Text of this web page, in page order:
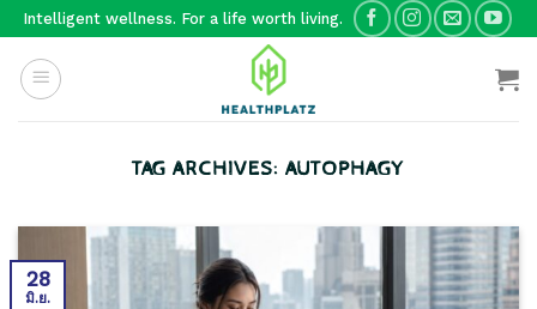
Skip
content
Intelligent wellness. For a life worth living.
TAG ARCHIVES: AUTOPHAGY
28
มิ.ย.